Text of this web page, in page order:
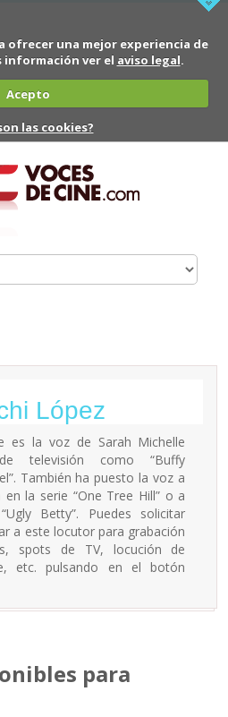
ofrecer una mejor experiencia de
información ver el aviso legal.
Acepto
las cookies?
López
es la voz de Sarah Michelle
televisión como “Buffy
También ha puesto la voz a
la serie “One Tree Hill” o a
Betty”. Puedes solicitar
a este locutor para grabación
spots de TV, locución de
etc. pulsando en el botón
para